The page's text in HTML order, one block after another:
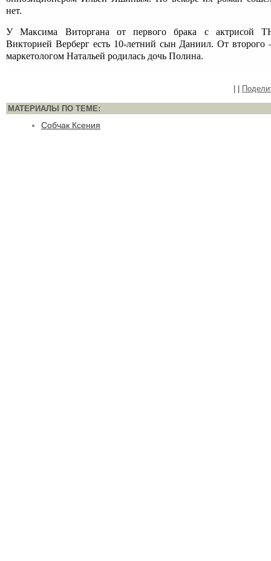
нет.
У Максима Виторгана от первого брака с актрисой
Викторией Верберг есть 10-летний сын Даниил. От
маркетологом Натальей родилась дочь Полина.
МАТЕРИАЛЫ ПО ТЕМЕ:
Собчак Ксения